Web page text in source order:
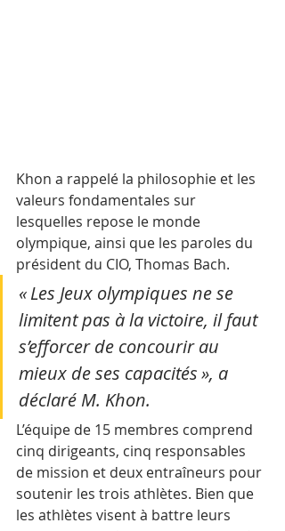
Khon a rappelé la philosophie et les
valeurs fondamentales sur
lesquelles repose le monde
olympique, ainsi que les paroles du
président du CIO, Thomas Bach.
« Les Jeux olympiques ne se
limitent pas à la victoire, il faut
s’efforcer de concourir au
mieux de ses capacités », a
déclaré M. Khon.
L’équipe de 15 membres comprend
cinq dirigeants, cinq responsables
de mission et deux entraîneurs pour
soutenir les trois athlètes. Bien que
les athlètes visent à battre leurs